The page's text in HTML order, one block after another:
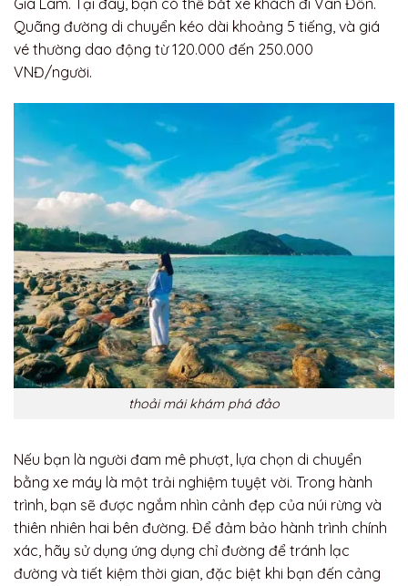
Gia Lâm. Tại đây, bạn có thể bắt xe khách đi Vân Đồn.
Quãng đường di chuyển kéo dài khoảng 5 tiếng, và giá
vé thường dao động từ 120.000 đến 250.000
VNĐ/người.
thoải mái khám phá đảo
Nếu bạn là người đam mê phượt, lựa chọn di chuyển
bằng xe máy là một trải nghiệm tuyệt vời. Trong hành
trình, bạn sẽ được ngắm nhìn cảnh đẹp của núi rừng và
thiên nhiên hai bên đường. Để đảm bảo hành trình chính
xác, hãy sử dụng ứng dụng chỉ đường để tránh lạc
đường và tiết kiệm thời gian, đặc biệt khi bạn đến cảng